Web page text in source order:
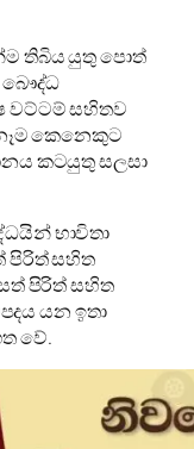
තිබිය යුතු පොත්
බෞද්ධ
වට්ටම් සහිතව
කෙනෙකුට
කටයුතු සලසා
භාවිතා
පිරිත් සහිත
පිරිත් සහිත
යන ඉතා
වේ.